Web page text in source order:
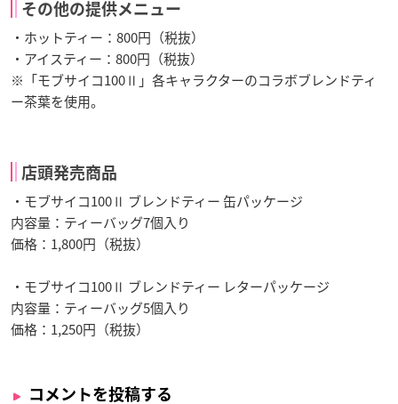
その他の提供メニュー
・ホットティー：800円（税抜）
・アイスティー：800円（税抜）
※「モブサイコ100Ⅱ」各キャラクターのコラボブレンドティ
ー茶葉を使用。
店頭発売商品
・モブサイコ100Ⅱ ブレンドティー 缶パッケージ
内容量：ティーバッグ7個入り
価格：1,800円（税抜）
・モブサイコ100Ⅱ ブレンドティー レターパッケージ
内容量：ティーバッグ5個入り
価格：1,250円（税抜）
コメントを投稿する